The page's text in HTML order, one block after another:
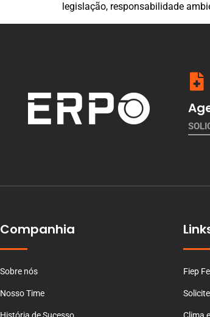
legislação, responsabilidade
Companhia
Sobre nós
Nosso Time
Fiep